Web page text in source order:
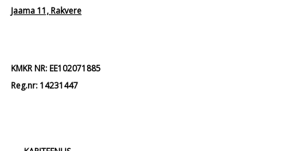
Jaama 11, Rakvere
KMKR NR: EE102071885
Reg.nr: 14231447